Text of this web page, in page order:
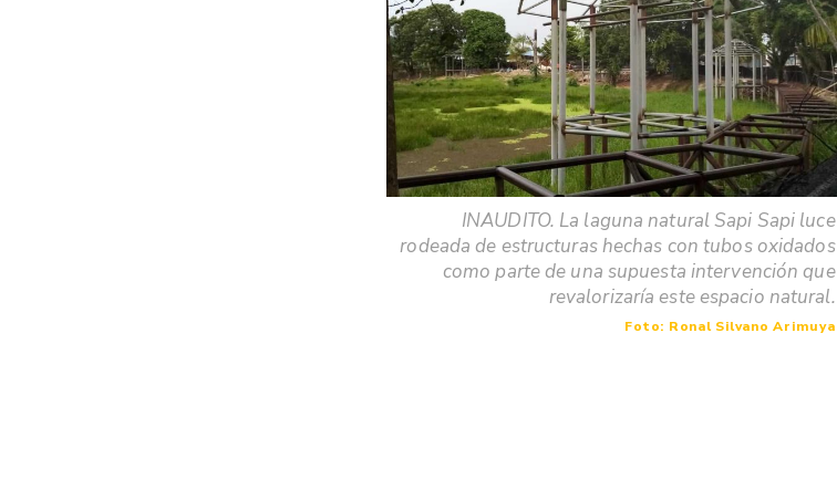
INAUDITO. La laguna natural Sapi Sapi luce
rodeada de estructuras hechas con tubos oxidados
como parte de una supuesta intervención que
revalorizaría este espacio natural.
Foto: Ronal Silvano Arimuya